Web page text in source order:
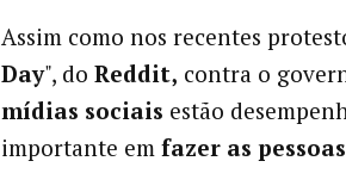
Assim como nos recentes
Day", do Reddit, contra o
mídias sociais estão
importante em fazer as